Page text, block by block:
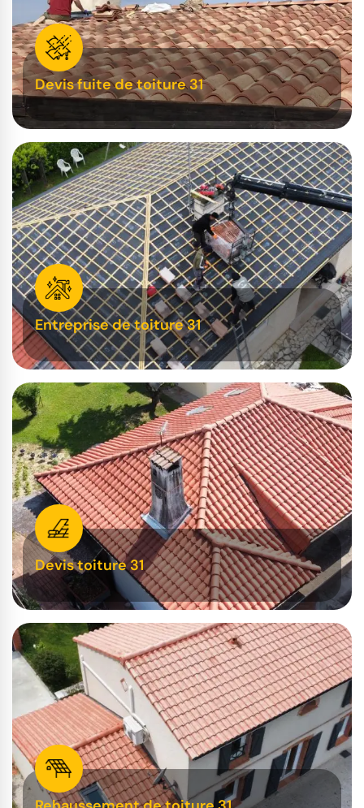
Devis fuite de toiture 31
Entreprise de toiture 31
Devis toiture 31